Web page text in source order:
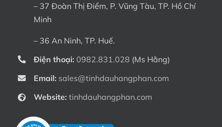
– 37 Đoàn Thị Điểm, P. Vũng Tàu, TP. Hồ Chí
Minh
– 36 An Ninh, TP. Huế.
Điện thoại: 0982.831.028 (Ms Hằng)
Email: sales@tinhdauhangphan.com
Website: tinhdauhangphan.com